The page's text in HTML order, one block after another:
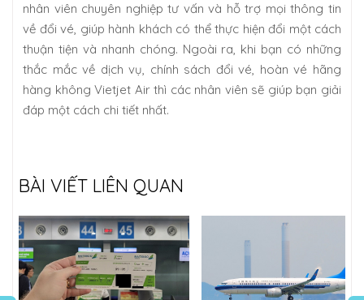
nhân viên chuyên nghiệp tư vấn và hỗ trợ mọi thông tin
về đổi vé, giúp hành khách có thể thực hiện đổi một cách
thuận tiện và nhanh chóng. Ngoài ra, khi bạn có những
thắc mắc về dịch vụ, chính sách đổi vé, hoàn vé hãng
hàng không Vietjet Air thì các nhân viên sẽ giúp bạn giải
đáp một cách chi tiết nhất.
BÀI VIẾT LIÊN QUAN